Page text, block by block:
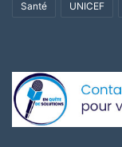
Santé UNICEF